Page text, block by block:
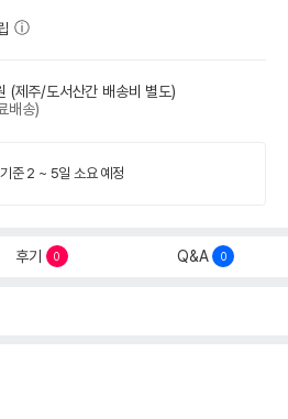
(제주/도서산간 배송비 별도)
배송)
준 2 ~ 5일 소요 예정
후기 0 Q&A 0